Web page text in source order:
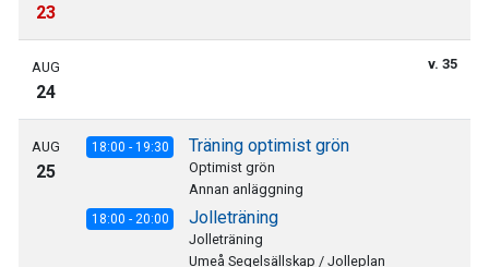
23
AUG
24
v. 35
AUG
25
18:00 - 19:30 Träning optimist grön
Optimist grön
Annan anläggning
18:00 - 20:00 Jolleträning
Jolleträning
Umeå Segelsällskap / Jolleplan